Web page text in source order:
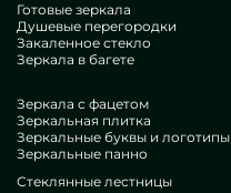
Готовые зеркала
Душевые перегородки
Закаленное стекло
Зеркала в багете
Зеркала с фацетом
Зеркальная плитка
Зеркальные буквы и логотипы
Зеркальные панно
Стеклянные лестницы